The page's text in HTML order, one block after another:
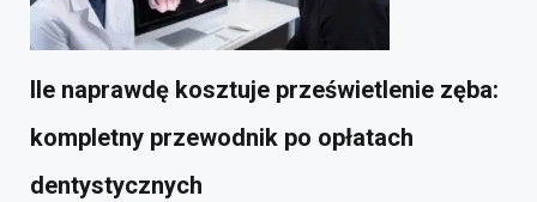
Ile naprawdę kosztuje prześwietlenie zęba:
kompletny przewodnik po opłatach
dentystycznych